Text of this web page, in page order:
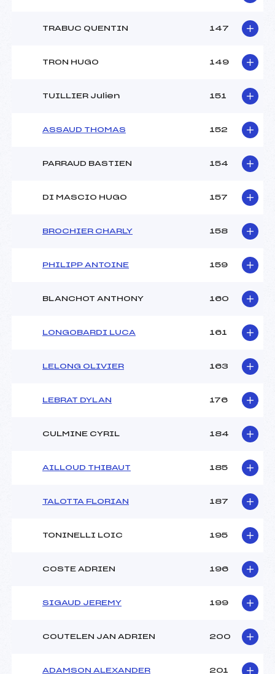
TRABUC QUENTIN 147
TRON HUGO 149
TUILLIER Julien 151
ASSAUD THOMAS 152
PARRAUD BASTIEN 154
DI MASCIO HUGO 157
BROCHIER CHARLY 158
PHILIPP ANTOINE 159
BLANCHOT ANTHONY 160
LONGOBARDI LUCA 161
LELONG OLIVIER 163
LEBRAT DYLAN 176
CULMINE CYRIL 184
AILLOUD THIBAUT 185
TALOTTA FLORIAN 187
TONINELLI LOIC 195
COSTE ADRIEN 196
SIGAUD JEREMY 199
COUTELEN JAN ADRIEN 200
ADAMSON ALEXANDER 201